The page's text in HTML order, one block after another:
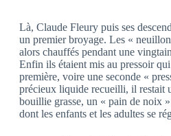
Là, Claude Fleury puis ses
un premier broyage. Les «
alors chauffés pendant une
Enfin ils étaient mis au pressoir
première, voire une seconde «
précieux liquide recueilli, il restait
bouillie grasse, un « pain de noix
dont les enfants et les adultes se